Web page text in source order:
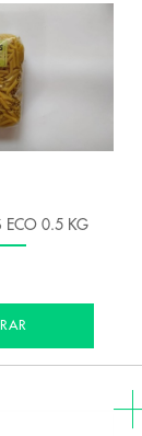
ECO 0.5 KG